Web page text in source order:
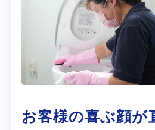
お客様の喜ぶ顔が